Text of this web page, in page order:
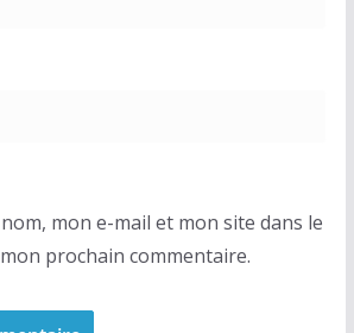
mon e-mail et mon site dans le
prochain commentaire.